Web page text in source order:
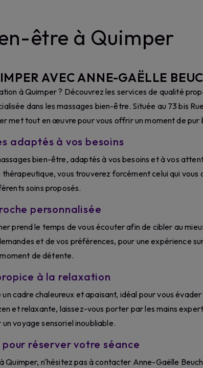
être à Quimper
AVEC ANNE-GAËLLE
à Quimper ? Découvrez les services de qualité
dans les massages bien-être. Située au 73 bis
met tout en œuvre pour vous offrir un moment de pur
adaptés à vos besoins
bien-être, adaptés à vos besoins et à vos
vous trouverez forcément celui qui vous
soins proposés.
personnalisée
prend le temps de vous écouter afin de cibler au
et de vos préférences, pour une expérience
de détente.
à la relaxation
cadre chaleureux et apaisant, idéal pour vous
et relaxante, laissez-vous porter par les mains
voyage sensoriel inoubliable.
réserver votre séance
n'hésitez pas à contacter Anne-Gaëlle